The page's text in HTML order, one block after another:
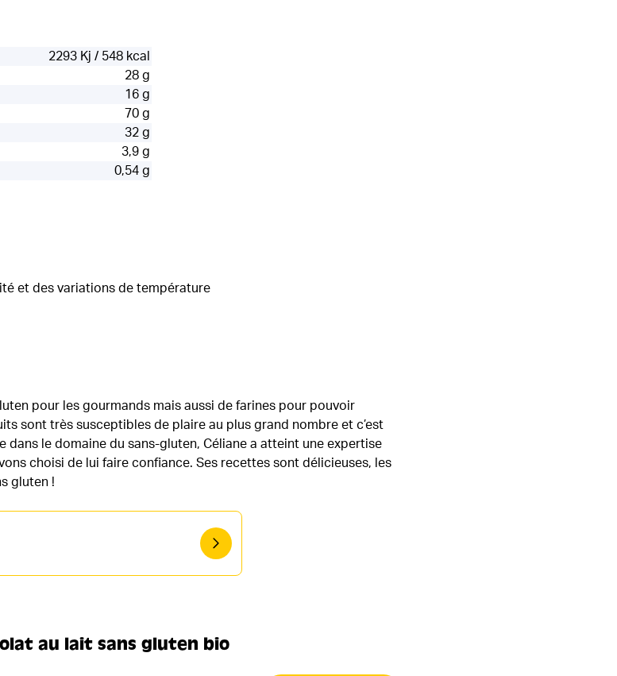
2293 Kj / 548 kcal
28 g
16 g
70 g
32 g
3,9 g
0,54 g
et des variations de température
pour les gourmands mais aussi de farines pour pouvoir
sont très susceptibles de plaire au plus grand nombre et c’est
dans le domaine du sans-gluten, Céliane a atteint une expertise
choisi de lui faire confiance. Ses recettes sont délicieuses, les
gluten !
au lait sans gluten bio